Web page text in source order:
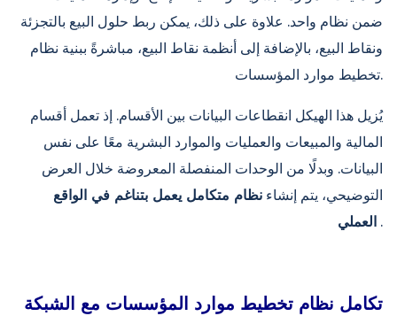
ضمن نظام واحد. علاوة على ذلك، يمكن ربط حلول البيع بالتجزئة
ونقاط البيع، بالإضافة إلى أنظمة نقاط البيع، مباشرةً ببنية نظام
تخطيط موارد المؤسسات.
يُزيل هذا الهيكل انقطاعات البيانات بين الأقسام. إذ تعمل أقسام
المالية والمبيعات والعمليات والموارد البشرية معًا على نفس
البيانات. وبدلًا من الوحدات المنفصلة المعروضة خلال العرض
التوضيحي، يتم إنشاء نظام متكامل يعمل بتناغم في الواقع
العملي .
تكامل نظام تخطيط موارد المؤسسات مع الشبكة